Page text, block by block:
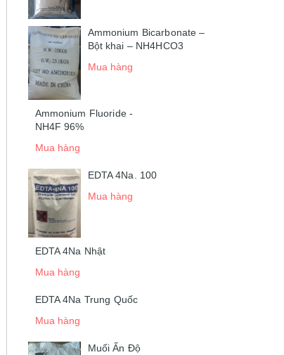
Ammonium Bicarbonate –
Bột khai – NH4HCO3
Mua hàng
Ammonium Fluoride -
NH4F 96%
Mua hàng
EDTA 4Na. 100
Mua hàng
EDTA 4Na Nhật
Mua hàng
EDTA 4Na Trung Quốc
Mua hàng
Muối Ấn Độ